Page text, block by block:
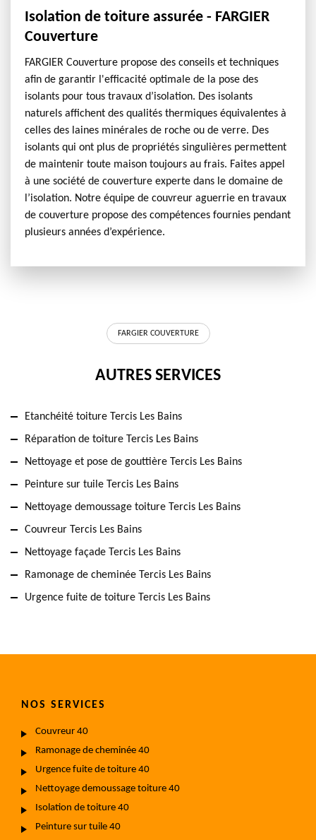
Isolation de toiture assurée - FARGIER
Couverture
FARGIER Couverture propose des conseils et techniques
afin de garantir l'efficacité optimale de la pose des
isolants pour tous travaux d’isolation. Des isolants
naturels affichent des qualités thermiques équivalentes à
celles des laines minérales de roche ou de verre. Des
isolants qui ont plus de propriétés singulières permettent
de maintenir toute maison toujours au frais. Faites appel
à une société de couverture experte dans le domaine de
l’isolation. Notre équipe de couvreur aguerrie en travaux
de couverture propose des compétences fournies pendant
plusieurs années d’expérience.
FARGIER COUVERTURE
AUTRES SERVICES
Etanchéité toiture Tercis Les Bains
Réparation de toiture Tercis Les Bains
Nettoyage et pose de gouttière Tercis Les Bains
Peinture sur tuile Tercis Les Bains
Nettoyage demoussage toiture Tercis Les Bains
Couvreur Tercis Les Bains
Nettoyage façade Tercis Les Bains
Ramonage de cheminée Tercis Les Bains
Urgence fuite de toiture Tercis Les Bains
NOS SERVICES
Couvreur 40
Ramonage de cheminée 40
Urgence fuite de toiture 40
Nettoyage demoussage toiture 40
Isolation de toiture 40
Peinture sur tuile 40